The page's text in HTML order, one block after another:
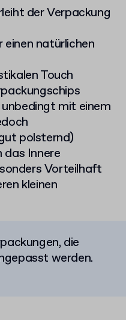
der Verpackung
natürlichen
Touch
mit einem
polsternd)
das Innere
Vorteilhaft
kleinen
die
werden.